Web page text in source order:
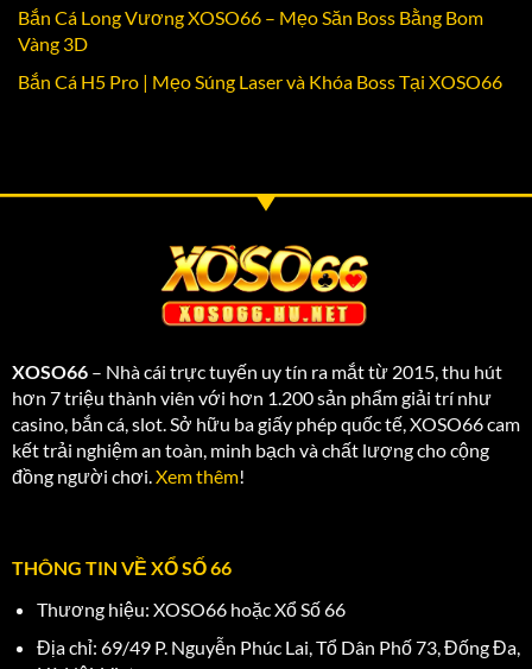
Bắn Cá Long Vương XOSO66 – Mẹo Săn Boss Bằng Bom
Vàng 3D
Bắn Cá H5 Pro | Mẹo Súng Laser và Khóa Boss Tại XOSO66
XOSO66– Nhà cái trực tuyến uy tín ra mắt từ 2015, thu hút
hơn 7 triệu thành viên với hơn 1.200 sản phẩm giải trí như
casino, bắn cá, slot. Sở hữu ba giấy phép quốc tế, XOSO66 cam
kết trải nghiệm an toàn, minh bạch và chất lượng cho cộng
đồng người chơi. Xem thêm!
THÔNG TIN VỀ XỔ SỐ 66
Thương hiệu: XOSO66 hoặc Xổ Số 66
Địa chỉ: 69/49 P. Nguyễn Phúc Lai, Tổ Dân Phố 73, Đống Đa,